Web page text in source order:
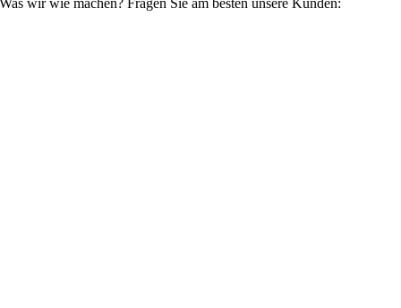
Was wir wie machen? Fragen Sie am besten unsere Kunden: